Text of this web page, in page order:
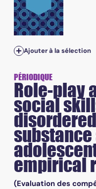
Ajouter à la sélection
PÉRIODIQUE
Role-play
social
empirical
(Evaluation des